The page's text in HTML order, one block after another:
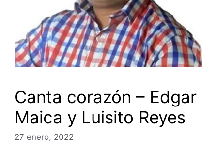
Canta corazón – Edgar
Maica y Luisito Reyes
27 enero, 2022